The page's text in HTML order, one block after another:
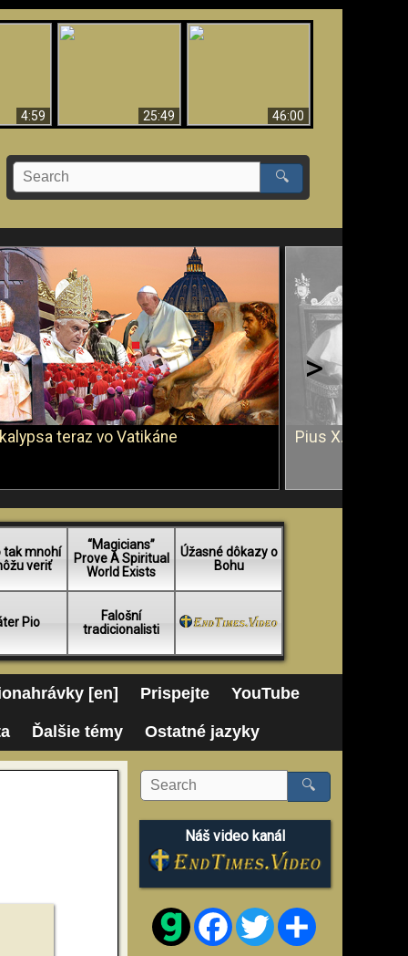
4:59
25:49 46:00
🔍
teraz vo Vatikáne Pius X. vs. Ján
>
tak mnohí
veriť
“Magicians”
Prove A Spiritual
World Exists
Úžasné dôkazy o
Bohu
Pio
Falošní
tradicionalisti
[en] Prispejte YouTube
Ďalšie témy Ostatné jazyky
🔍
Náš video kanál
FacebookTwitter